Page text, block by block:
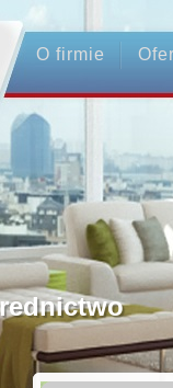
O firmie
-